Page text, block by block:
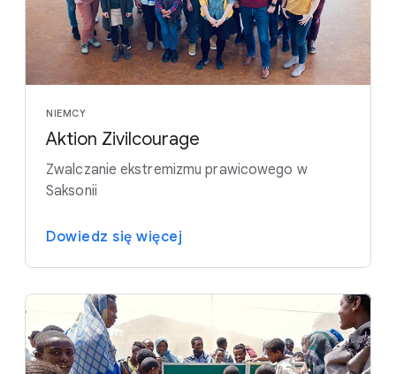
NIEMCY
Aktion Zivilcourage
Zwalczanie ekstremizmu prawicowego w
Saksonii
Dowiedz się więcej